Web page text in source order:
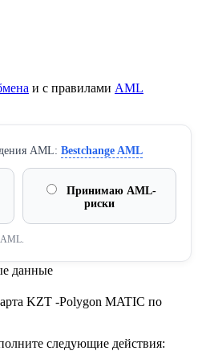
и с правилами AML
AML: Bestchange AML
Принимаю AML-
риски
AML.
данные
KZT -Polygon MATIC по
следующие действия: